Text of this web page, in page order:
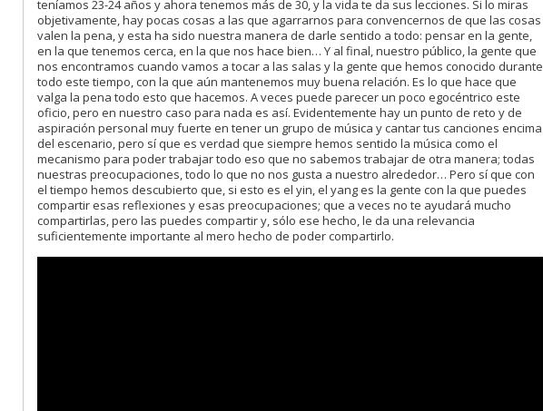
teníamos 23-24 años y ahora tenemos más de 30, y la vida te da sus lecciones. Si lo miras
objetivamente, hay pocas cosas a las que agarrarnos para convencernos de que las cosas
valen la pena, y esta ha sido nuestra manera de darle sentido a todo: pensar en la gente,
en la que tenemos cerca, en la que nos hace bien… Y al final, nuestro público, la gente que
nos encontramos cuando vamos a tocar a las salas y la gente que hemos conocido durante
todo este tiempo, con la que aún mantenemos muy buena relación. Es lo que hace que
valga la pena todo esto que hacemos. A veces puede parecer un poco egocéntrico este
oficio, pero en nuestro caso para nada es así. Evidentemente hay un punto de reto y de
aspiración personal muy fuerte en tener un grupo de música y cantar tus canciones encima
del escenario, pero sí que es verdad que siempre hemos sentido la música como el
mecanismo para poder trabajar todo eso que no sabemos trabajar de otra manera; todas
nuestras preocupaciones, todo lo que no nos gusta a nuestro alrededor… Pero sí que con
el tiempo hemos descubierto que, si esto es el yin, el yang es la gente con la que puedes
compartir esas reflexiones y esas preocupaciones; que a veces no te ayudará mucho
compartirlas, pero las puedes compartir y, sólo ese hecho, le da una relevancia
suficientemente importante al mero hecho de poder compartirlo.